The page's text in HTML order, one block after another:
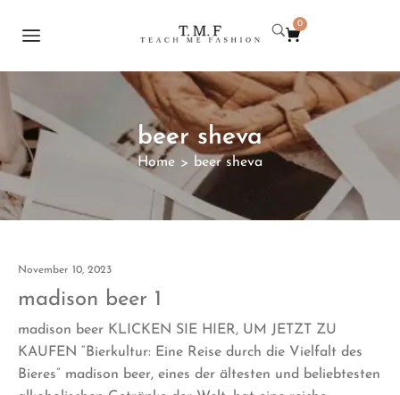
0
beer sheva
Home > beer sheva
November 10, 2023
madison beer 1
madison beer KLICKEN SIE HIER, UM JETZT ZU
KAUFEN “Bierkultur: Eine Reise durch die Vielfalt des
Bieres” madison beer, eines der ältesten und beliebtesten